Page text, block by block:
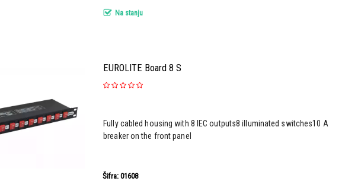
Na stanju
EUROLITE Board 8 S
Fully cabled housing with 8 IEC outputs8 illuminated switches10 A
breaker on the front panel
Šifra: 01608